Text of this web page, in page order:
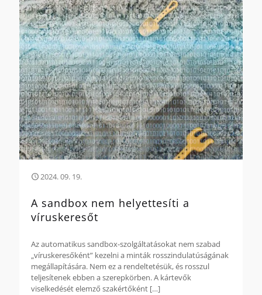
2024. 09. 19.
A sandbox nem helyettesíti a
víruskeresőt
Az automatikus sandbox-szolgáltatásokat nem szabad
„víruskeresőként” kezelni a minták rosszindulatúságának
megállapítására. Nem ez a rendeltetésük, és rosszul
teljesítenek ebben a szerepkörben. A kártevők
viselkedését elemző szakértőként […]